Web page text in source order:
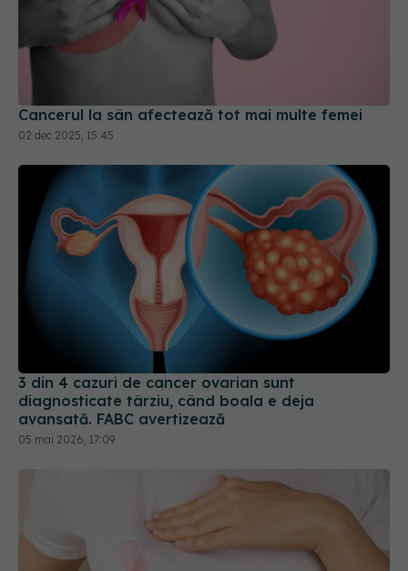
Cancerul la sân afectează tot mai multe femei
02 dec 2025, 15:45
3 din 4 cazuri de cancer ovarian sunt
diagnosticate târziu, când boala e deja
avansată. FABC avertizează
05 mai 2026, 17:09